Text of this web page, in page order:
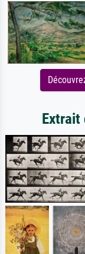
Extrait